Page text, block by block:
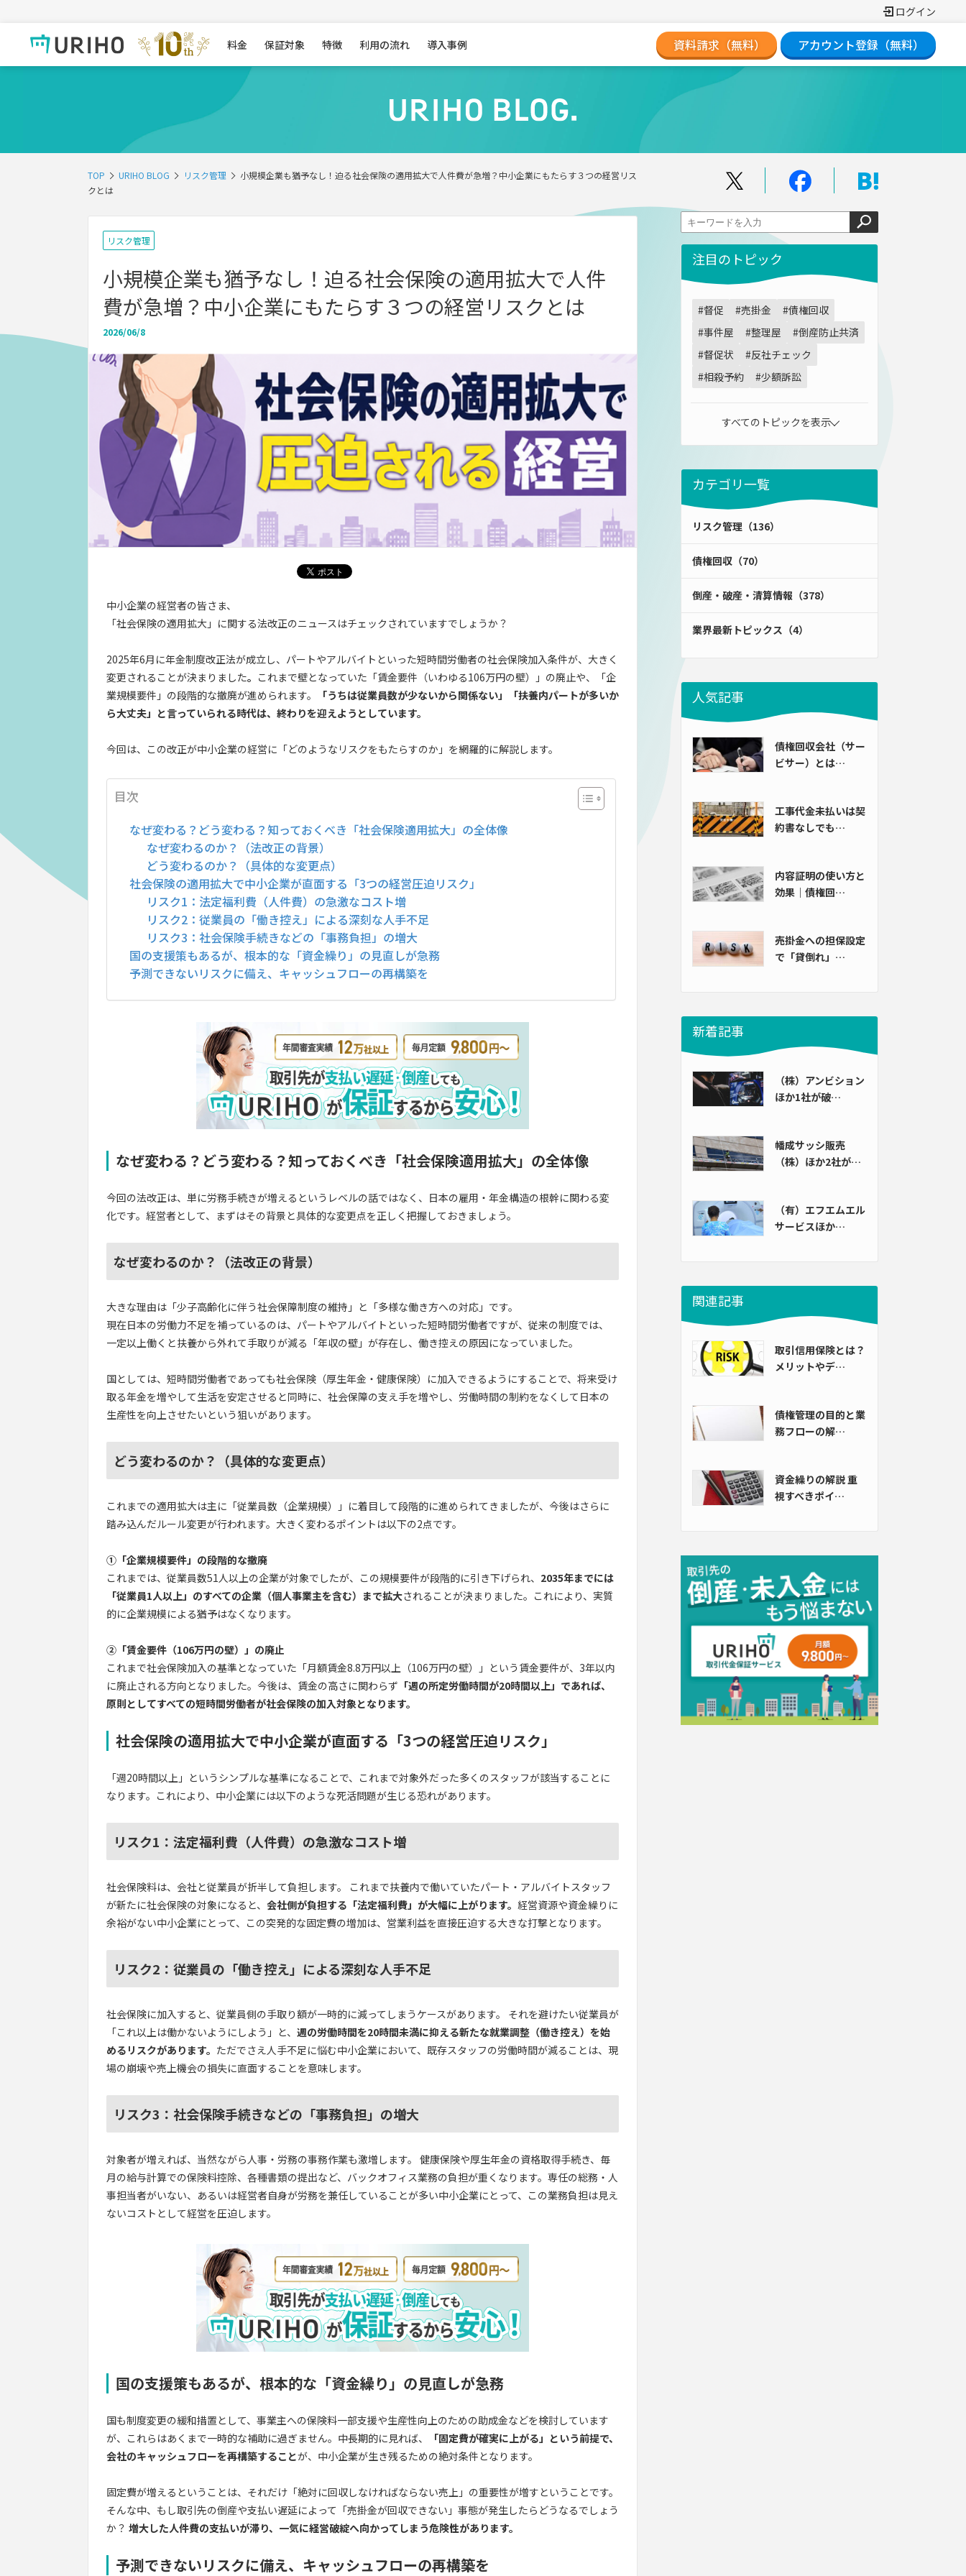
ログイン
料金 保証対象 特徴 利用の流れ 導入事例 資料請求（無料） アカウント登録（無料）
TOP URIHO BLOG リスク管理
小規模企業も猶予なし！迫る社会保険の適用拡大で人件費が急増？中小企業にもたらす３つの経営リス
クとは
リスク管理
小規模企業も猶予なし！迫る社会保険の適用拡大で人件
費が急増？中小企業にもたらす３つの経営リスクとは
2026/06/8
中小企業の経営者の皆さま、
「社会保険の適用拡大」に関する法改正のニュースはチェックされていますでしょうか？
2025年6月に年金制度改正法が成立し、パートやアルバイトといった短時間労働者の社会保険加入条件が、大きく
変更されることが決まりました。 これまで壁となっていた「賃金要件（いわゆる106万円の壁）」の廃止や、「企
業規模要件」の段階的な撤廃が進められます。
「うちは従業員数が少ないから関係ない」「扶養内パートが多いか
ら大丈夫」と言っていられる時代は、終わりを迎えようとしています。
今回は、この改正が中小企業の経営に「どのようなリスクをもたらすのか」を網羅的に解説します。
目次
なぜ変わる？どう変わる？知っておくべき「社会保険適用拡大」の全体像
なぜ変わるのか？（法改正の背景）
どう変わるのか？（具体的な変更点）
社会保険の適用拡大で中小企業が直面する「3つの経営圧迫リスク」
リスク1：法定福利費（人件費）の急激なコスト増
リスク2：従業員の「働き控え」による深刻な人手不足
リスク3：社会保険手続きなどの「事務負担」の増大
国の支援策もあるが、根本的な「資金繰り」の見直しが急務
予測できないリスクに備え、キャッシュフローの再構築を
なぜ変わる？どう変わる？知っておくべき「社会保険適用拡大」の全体像
今回の法改正は、単に労務手続きが増えるというレベルの話ではなく、日本の雇用・年金構造の根幹に関わる変
化です。経営者として、まずはその背景と具体的な変更点を正しく把握しておきましょう。
なぜ変わるのか？（法改正の背景）
大きな理由は「少子高齢化に伴う社会保障制度の維持」と「多様な働き方への対応」です。
現在日本の労働力不足を補っているのは、パートやアルバイトといった短時間労働者ですが、従来の制度では、
一定以上働くと扶養から外れて手取りが減る「年収の壁」が存在し、働き控えの原因になっていました。
国としては、短時間労働者であっても社会保険（厚生年金・健康保険）に加入できるようにすることで、将来受け
取る年金を増やして生活を安定させると同時に、社会保障の支え手を増やし、労働時間の制約をなくして日本の
生産性を向上させたいという狙いがあります。
どう変わるのか？（具体的な変更点）
これまでの適用拡大は主に「従業員数（企業規模）」に着目して段階的に進められてきましたが、今後はさらに
踏み込んだルール変更が行われます。大きく変わるポイントは以下の2点です。
①「企業規模要件」の段階的な撤廃
これまでは、従業員数51人以上の企業が対象でしたが、この規模要件が段階的に引き下げられ、 2035年までには
「従業員1人以上」のすべての企業（個人事業主を含む）まで拡大されることが決まりました。これにより、実質
的に企業規模による猶予はなくなります。
②「賃金要件（106万円の壁）」の廃止
これまで社会保険加入の基準となっていた「月額賃金8.8万円以上（106万円の壁）」という賃金要件が、3年以内
に廃止される方向となりました。今後は、賃金の高さに関わらず 「週の所定労働時間が20時間以上」であれば、
原則としてすべての短時間労働者が社会保険の加入対象となります。
社会保険の適用拡大で中小企業が直面する「3つの経営圧迫リスク」
「週20時間以上」というシンプルな基準になることで、これまで対象外だった多くのスタッフが該当することに
なります。これにより、中小企業には以下のような死活問題が生じる恐れがあります。
リスク1：法定福利費（人件費）の急激なコスト増
社会保険料は、会社と従業員が折半して負担します。 これまで扶養内で働いていたパート・アルバイトスタッフ
が新たに社会保険の対象になると、 会社側が負担する「法定福利費」が大幅に上がります。 経営資源や資金繰りに
余裕がない中小企業にとって、この突発的な固定費の増加は、営業利益を直接圧迫する大きな打撃となります。
リスク2：従業員の「働き控え」による深刻な人手不足
社会保険に加入すると、従業員側の手取り額が一時的に減ってしまうケースがあります。 それを避けたい従業員が
「これ以上は働かないようにしよう」と、 週の労働時間を20時間未満に抑える新たな就業調整（働き控え）を始
めるリスクがあります。 ただでさえ人手不足に悩む中小企業において、既存スタッフの労働時間が減ることは、現
場の崩壊や売上機会の損失に直面することを意味します。
リスク3：社会保険手続きなどの「事務負担」の増大
対象者が増えれば、当然ながら人事・労務の事務作業も激増します。 健康保険や厚生年金の資格取得手続き、毎
月の給与計算での保険料控除、各種書類の提出など、バックオフィス業務の負担が重くなります。専任の総務・人
事担当者がいない、あるいは経営者自身が労務を兼任していることが多い中小企業にとって、この業務負担は見え
ないコストとして経営を圧迫します。
国の支援策もあるが、根本的な「資金繰り」の見直しが急務
国も制度変更の緩和措置として、事業主への保険料一部支援や生産性向上のための助成金などを検討しています
が、これらはあくまで一時的な補助に過ぎません。中長期的に見れば、
「固定費が確実に上がる」という前提で、
会社のキャッシュフローを再構築することが、中小企業が生き残るための絶対条件となります。
固定費が増えるということは、それだけ「絶対に回収しなければならない売上」の重要性が増すということです。
そんな中、もし取引先の倒産や支払い遅延によって「売掛金が回収できない」事態が発生したらどうなるでしょう
か？ 増大した人件費の支払いが滞り、一気に経営破綻へ向かってしまう危険性があります。
予測できないリスクに備え、キャッシュフローの再構築を
注目のトピック
#督促 #売掛金
#債権回収
#事件屋
#整理屋
#倒産防止共済
#督促状
#反社チェック
#相殺予約
#少額訴訟
すべてのトピックを表示
カテゴリ一覧
リスク管理（136）
債権回収（70）
倒産・破産・清算情報（378）
業界最新トピックス（4）
人気記事
債権回収会社（サー
ビサー）とは…
工事代金未払いは契
約書なしでも…
内容証明の使い方と
効果｜債権回…
売掛金への担保設定
で「貸倒れ」…
新着記事
（株）アンビション
ほか1社が破…
幡成サッシ販売
（株）ほか2社が…
（有）エフエムエル
サービスほか…
関連記事
取引信用保険とは？
メリットやデ…
債権管理の目的と業
務フローの解…
資金繰りの解説 重
視すべきポイ…